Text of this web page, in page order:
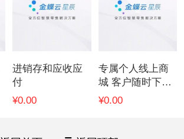
进销存和应收应
付
¥0.00
专属个人线上商
城 客户随时下单
订货
¥0.00